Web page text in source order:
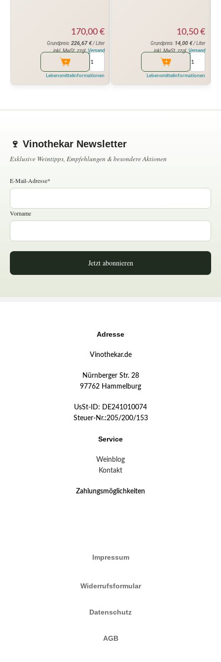
170,00 €
Grundpreis:226,67€/ Liter
inkl. MwSt. zzgl. Versand
Lebensmittelinformationen
10,50 €
Grundpreis: 14,00 €/ Liter
inkl. MwSt. zzgl. Versand
Lebensmittelinformationen
🍷 Vinothekar Newsletter
Exklusive Weintipps, Empfehlungen & besondere Aktionen
E-Mail-Adresse*
Vorname
Jetzt abonnieren
Adresse
Vinothekar.de
Nürnberger Str. 28
97762 Hammelburg
UsSt-ID: DE241010074
Steuer-Nr.:205/200/153
Service
Weinblog
Kontakt
Zahlungsmöglichkeiten
Impressum
Widerrufsformular
Datenschutz
AGB